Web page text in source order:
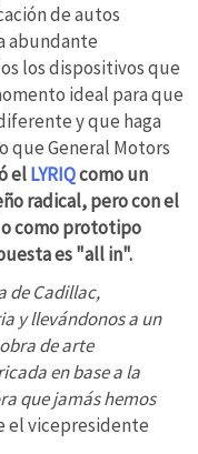
de autos
abundante
los dispositivos que
ideal para que
y que haga
que General Motors
elLYRIQcomo un
radical, pero con el
como prototipo
es "all in".
de Cadillac,
y llevándonos a un
de arte
en base a la
que jamás hemos
el vicepresidente